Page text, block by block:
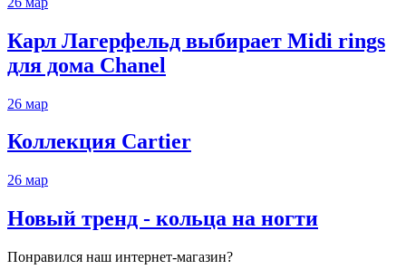
Карл Лагерфельд выбирает Midi rings
для дома Chanel
26 мар
Коллекция Cartier
26 мар
Новый тренд - кольца на ногти
Понравился наш интернет-магазин?